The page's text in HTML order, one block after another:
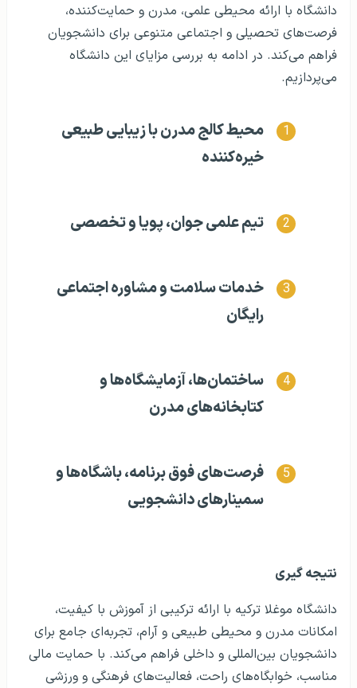
دانشگاه با ارائه محیطی علمی، مدرن و حمایت‌کننده،
فرصت‌های تحصیلی و اجتماعی متنوعی برای دانشجویان
فراهم می‌کند. در ادامه به بررسی مزایای این دانشگاه
می‌پردازیم.
محیط کالج مدرن با زیبایی طبیعی
خیره‌کننده
تیم علمی جوان، پویا و تخصصی
خدمات سلامت و مشاوره اجتماعی
رایگان
ساختمان‌ها، آزمایشگاه‌ها و
کتابخانه‌های مدرن
فرصت‌های فوق برنامه، باشگاه‌ها و
سمینارهای دانشجویی
نتیجه گیری
دانشگاه موغلا ترکیه با ارائه ترکیبی از آموزش با کیفیت،
امکانات مدرن و محیطی طبیعی و آرام، تجربه‌ای جامع برای
دانشجویان بین‌المللی و داخلی فراهم می‌کند. با حمایت مالی
مناسب، خوابگاه‌های راحت، فعالیت‌های فرهنگی و ورزشی